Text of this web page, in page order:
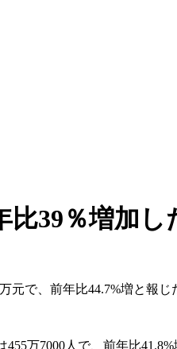
39％増加し
で、前年比44.7%増と報じ
万7000人で、前年比41.8%